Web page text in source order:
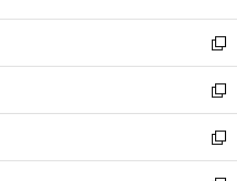
開
く
新
し
い
ウ
ィ
ン
新
し
い
ウ
新
し